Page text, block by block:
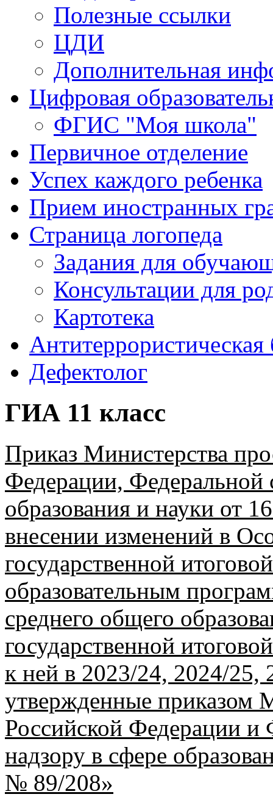
Полезные ссылки
ЦДИ
Дополнительная
Цифровая
ФГИС "Моя школа"
Первичное отделение
Успех каждого ребенка
Прием иностранных
Страница логопеда
Задания для
Консультации для
Картотека
Антитеррористическая
Дефектолог
ГИА 11 класс
Приказ Министерства
Федерации, Федеральной
образования и науки от
внесении изменений в
государственной
образовательным
среднего общего
государственной
к ней в 2023/24, 2024/25,
утвержденные приказом
Российской Федерации
надзору в сфере
№ 89/208»